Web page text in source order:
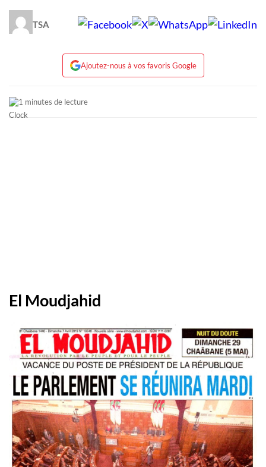
TSA
Ajoutez-nous à vos favoris Google
1 minutes de lecture
El Moudjahid